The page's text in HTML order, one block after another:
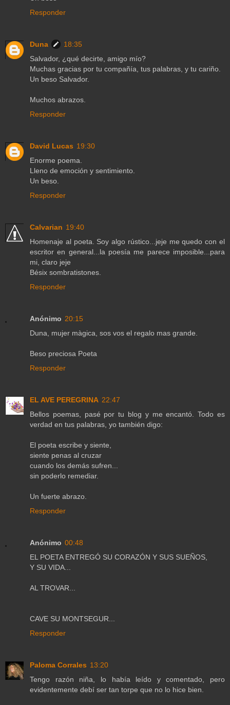
Responder
Duna
18:35
Salvador, ¿qué decirte, amigo mío?
Muchas gracias por tu compañía, tus palabras, y tu cariño.
Un beso Salvador.
Muchos abrazos.
Responder
David Lucas 19:30
Enorme poema.
Lleno de emoción y sentimiento.
Un beso.
Responder
Calvarian 19:40
Homenaje al poeta. Soy algo rústico...jeje me quedo con el
escritor en general...la poesía me parece imposible...para
mi, claro jeje
Bésix sombratistones.
Responder
Anónimo 20:15
Duna, mujer màgica, sos vos el regalo mas grande.
Beso preciosa Poeta
Responder
EL AVE PEREGRINA 22:47
Bellos poemas, pasé por tu blog y me encantó. Todo es
verdad en tus palabras, yo también digo:
El poeta escribe y siente,
siente penas al cruzar
cuando los demás sufren...
sin poderlo remediar.
Un fuerte abrazo.
Responder
Anónimo 00:48
EL POETA ENTREGÓ SU CORAZÓN Y SUS SUEÑOS,
Y SU VIDA...
AL TROVAR...
CAVE SU MONTSEGUR...
Responder
Paloma Corrales 13:20
Tengo razón niña, lo había leído y comentado, pero
evidentemente debí ser tan torpe que no lo hice bien.